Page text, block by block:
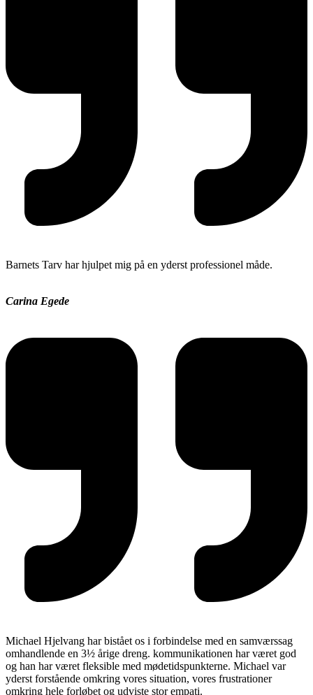
Barnets Tarv har hjulpet mig på en yderst professionel måde.
Carina Egede
Michael Hjelvang har bistået os i forbindelse med en samværssag
omhandlende en 3½ årige dreng. kommunikationen har været god
og han har været fleksible med mødetidspunkterne. Michael var
yderst forstående omkring vores situation, vores frustrationer
omkring hele forløbet og udviste stor empati.